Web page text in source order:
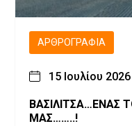
ΑΡΘΡΟΓΡΑΦΊΑ
15 Ιουλίου 2026
ΒΑΣΙΛΙΤΣΑ…ΕΝΑΣ
ΜΑΣ……..!